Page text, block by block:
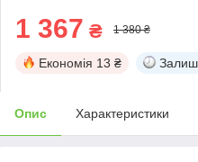
1 367 ₴ 1 380 ₴
Економія 13 ₴
Опис Характеристики